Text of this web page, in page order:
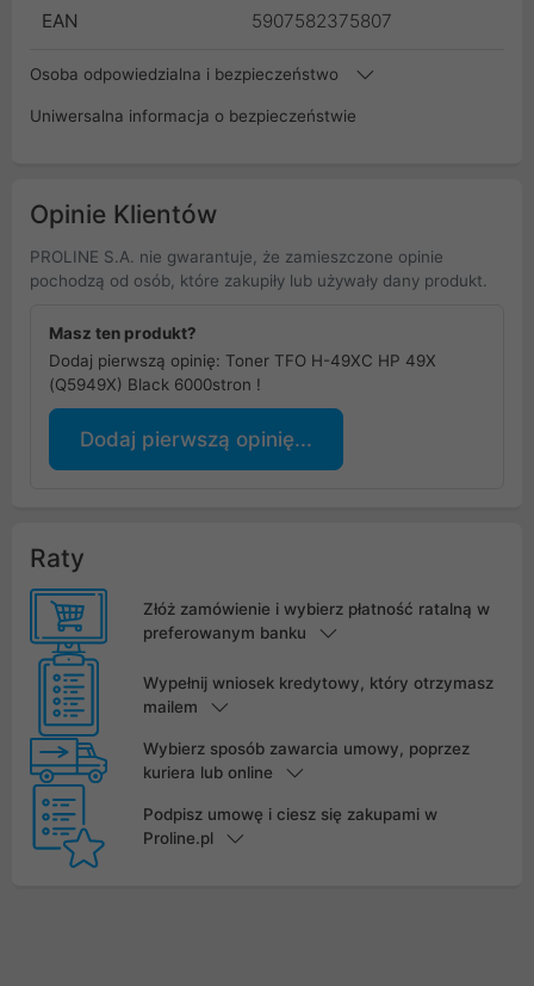
EAN 5907582375807
Osoba odpowiedzialna i bezpieczeństwo
Uniwersalna informacja o bezpieczeństwie
Opinie Klientów
PROLINE S.A. nie gwarantuje, że zamieszczone opinie
pochodzą od osób, które zakupiły lub używały dany produkt.
Masz ten produkt?
Dodaj pierwszą opinię: Toner TFO H-49XC HP 49X
(Q5949X) Black 6000stron !
Dodaj pierwszą opinię...
Raty
Złóż zamówienie i wybierz płatność ratalną w
preferowanym banku
Wypełnij wniosek kredytowy, który otrzymasz
mailem
Wybierz sposób zawarcia umowy, poprzez
kuriera lub online
Podpisz umowę i ciesz się zakupami w
Proline.pl